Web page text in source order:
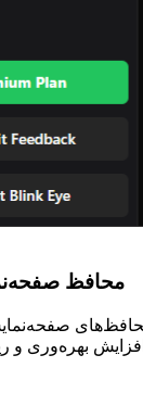
محافظ
افزایش بهره‌وری